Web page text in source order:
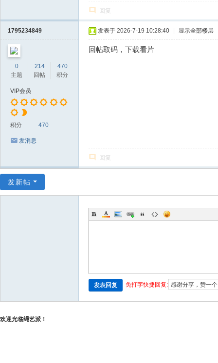
回复
1795234849
0
主题
214
回帖
470
积分
VIP会员
积分 470
发消息
发表于 2026-7-19 10:28:40 显示全部楼层
回帖取码，下载看片
回复
发新帖
发表回复 免打字快捷回复:
欢迎光临绳艺派！